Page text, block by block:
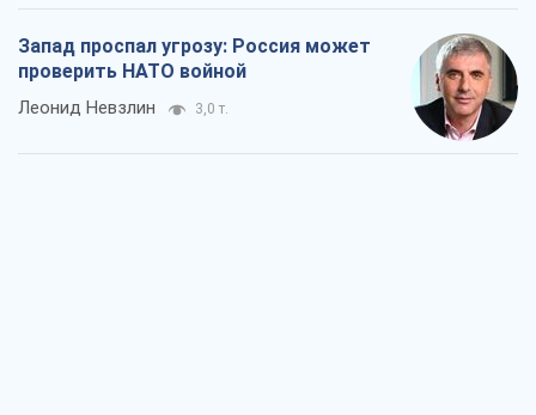
Запад проспал угрозу: Россия может
проверить НАТО войной
Леонид Невзлин 3,0 т.